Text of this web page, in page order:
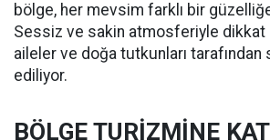
bölge, her mevsim farklı bir
Sessiz ve sakin atmosferiyle dikkat
aileler ve doğa tutkunları tarafından
ediliyor.
BÖLGE TURİZMİNE